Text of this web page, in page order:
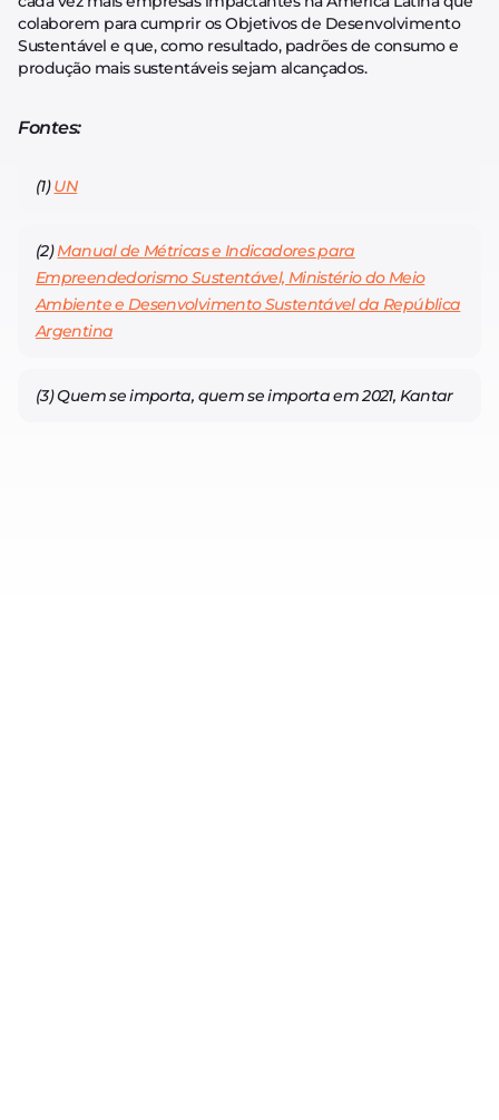
colaborem para cumprir os Objetivos de Desenvolvimento
Sustentável e que, como resultado, padrões de consumo e
produção mais sustentáveis sejam alcançados.
Fontes:
(1)UN
(2)Manual de Métricas e Indicadores para
Empreendedorismo Sustentável, Ministério do Meio
Ambiente e Desenvolvimento Sustentável da República
Argentina
(3) Quem se importa, quem se importa em 2021, Kantar